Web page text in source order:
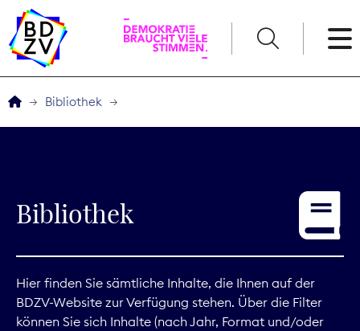
Service
Digitales
Bibliothek
Bibliothek
Hier finden Sie sämtliche Inhalte, die Ihnen auf der
BDZV-Website zur Verfügung stehen. Über die Filter
können Sie sich Inhalte (nach Jahr, Format und/oder